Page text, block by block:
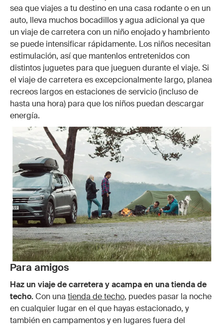
sea que viajes a tu destino en una casa rodante o en un
auto, lleva muchos bocadillos y agua adicional ya que
un viaje de carretera con un niño enojado y hambriento
se puede intensificar rápidamente. Los niños necesitan
estimulación, así que mantenlos entretenidos con
distintos juguetes para que jueguen durante el viaje. Si
el viaje de carretera es excepcionalmente largo, planea
recreos largos en estaciones de servicio (incluso de
hasta una hora) para que los niños puedan descargar
energía.
Para amigos
Haz un viaje de carretera y acampa en una tienda de
techo.Con una tienda de techo, puedes pasar la noche
en cualquier lugar en el que hayas estacionado, y
también en campamentos y en lugares fuera del